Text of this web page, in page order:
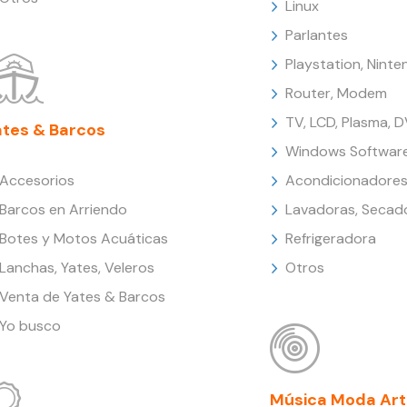
& Barcos
en Arriendo
y Motos Acuáticas
Yates, Veleros
de Yates & Barcos
busco
Linux
Parlantes
Playstation,
Router, Modem
TV, LCD, Plasma,
Windows
Lavadoras,
Refrigeradora
Otros
Música Moda